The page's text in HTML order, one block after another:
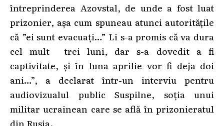
întreprinderea Azovstal, de unde a fost luat
prizonier, așa cum spuneau atunci autoritățile
că ”ei sunt evacuați…” Li s-a promis că va dura
cel mult trei luni, dar s-a dovedit a fi
captivitate, și în luna aprilie vor fi deja doi
ani…”, a declarat într-un interviu pentru
audiovizualul public Suspilne, soția unui
militar ucrainean care se află în prizonieratul
din Rusia.